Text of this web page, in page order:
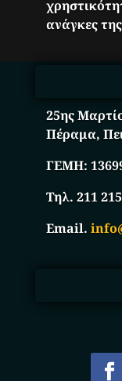
ανάγκες
25ης
Πέραμα,
ΓΕΜΗ:
Τηλ. 211
Email.